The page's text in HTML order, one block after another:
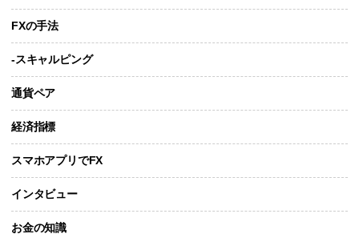
FXの手法
-スキャルピング
通貨ペア
経済指標
スマホアプリでFX
インタビュー
お金の知識